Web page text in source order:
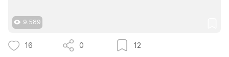
9.589
16 0 12